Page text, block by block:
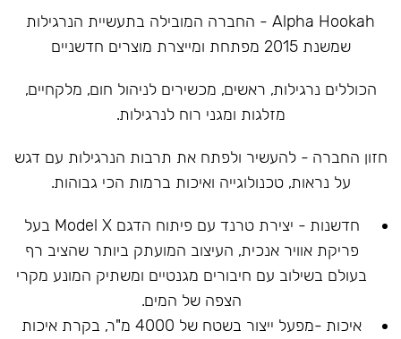
Alpha Hookah - החברה המובילה בתעשיית הנרגילות
שמשנת 2015 מפתחת ומייצרת מוצרים חדשניים
הכוללים נרגילות, ראשים, מכשירים לניהול חום, מלקחיים,
מזלגות ומגני רוח לנרגילות.
חזון החברה - להעשיר ולפתח את תרבות הנרגילות עם דגש
על נראות, טכנולוגייה ואיכות ברמות הכי גבוהות.
חדשנות - יצירת טרנד עם פיתוח הדגם Model X בעל
פריקת אוויר אנכית, העיצוב המועתק ביותר שהציב רף
בעולם בשילוב עם חיבורים מגנטיים ומשתיק המונע מקרי
הצפה של המים.
איכות -מפעל ייצור בשטח של 4000 מ"ר, בקרת איכות